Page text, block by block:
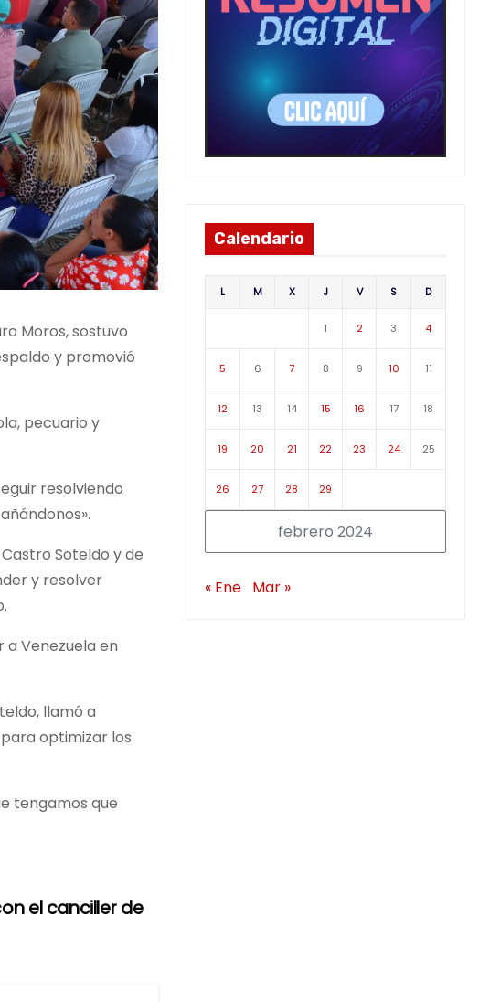
Moros, sostuvo
y promovió
pecuario y
resolviendo
Soteldo y de
y resolver
Venezuela en
llamó a
optimizar los
tengamos que
el canciller de
Calendario
febrero 2024
L M X J V S D
1 2 3 4
5 6 7 8 9 10 11
12 13 14 15 16 17 18
19 20 21 22 23 24 25
26 27 28 29
« Ene Mar »